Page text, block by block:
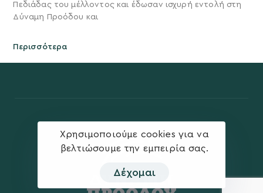
Πεδιάδας του μέλλοντος και έδωσαν ισχυρή εντολή στη
Δύναμη Προόδου και
Περισσότερα
Χρησιμοποιούμε cookies για να
βελτιώσουμε την εμπειρία σας.
Δέχομαι